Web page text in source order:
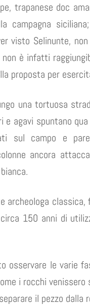
trapanese doc
campagna
visto Selinunte,
è infatti
proposta per
una tortuosa
agavi spuntano
sul campo e
ancora
archeologa classica,
150 anni di
osservare le varie
i rocchi
il pezzo dalla